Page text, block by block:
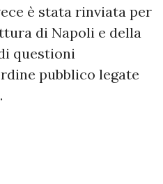
è stata rinviata per
di Napoli e della
questioni
pubblico legate